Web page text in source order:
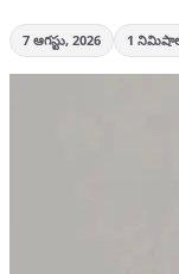
7 ఆగస్టు, 2026 1